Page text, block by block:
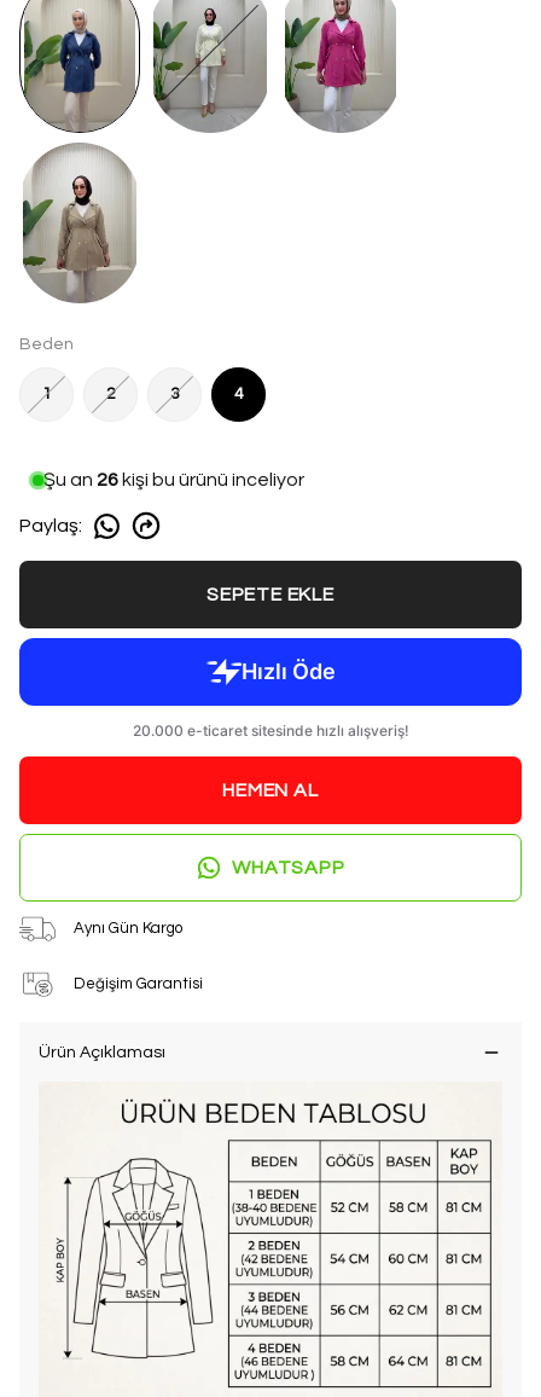
Beden
1 2 3 4
Şu an 26kişi bu ürünü inceliyor
Paylaş:
SEPETE EKLE
HEMEN AL
WHATSAPP
Aynı Gün Kargo
Değişim Garantisi
Ürün Açıklaması